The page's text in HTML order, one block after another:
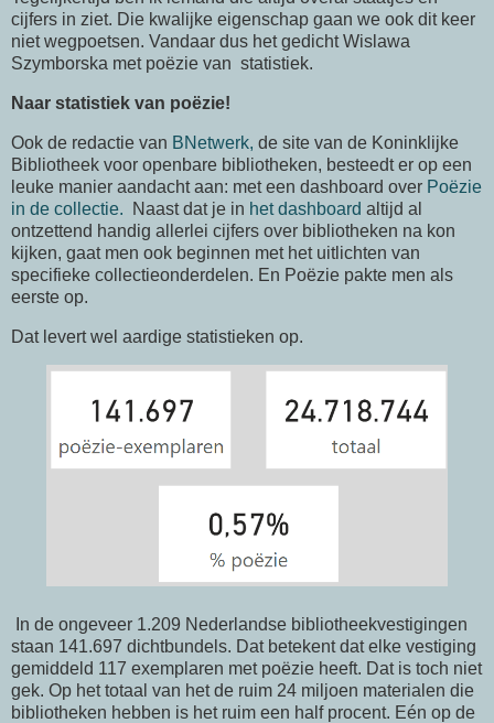
cijfers in ziet. Die kwalijke eigenschap gaan we ook dit keer
niet wegpoetsen. Vandaar dus het gedicht Wislawa
Szymborska met poëzie van statistiek.
Naar statistiek van poëzie!
Ook de redactie van BNetwerk, de site van de Koninklijke
Bibliotheek voor openbare bibliotheken, besteedt er op een
leuke manier aandacht aan: met een dashboard over Poëzie
in de collectie.
Naast dat je in het dashboard altijd al
ontzettend handig allerlei cijfers over bibliotheken na kon
kijken, gaat men ook beginnen met het uitlichten van
specifieke collectieonderdelen. En Poëzie pakte men als
eerste op.
Dat levert wel aardige statistieken op.
In de ongeveer 1.209 Nederlandse bibliotheekvestigingen
staan 141.697 dichtbundels. Dat betekent dat elke vestiging
gemiddeld 117 exemplaren met poëzie heeft. Dat is toch niet
gek. Op het totaal van het de ruim 24 miljoen materialen die
bibliotheken hebben is het ruim een half procent. Eén op de